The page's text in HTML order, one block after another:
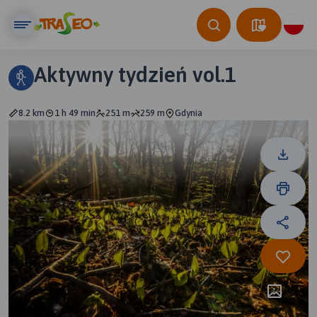
Aktywny tydzień vol.1
8.2 km 1 h 49 min 251 m 259 m Gdynia